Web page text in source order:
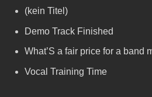
(kein Titel)
Demo Track Finished
What’S a fair price for a band
Vocal Training Time